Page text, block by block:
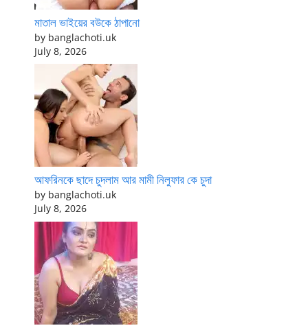
মাতাল ভাইয়ের বউকে ঠাপানো
by banglachoti.uk
July 8, 2026
আফরিনকে ছাদে চুদলাম আর মামী নিলুফার কে চুদা
by banglachoti.uk
July 8, 2026